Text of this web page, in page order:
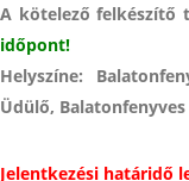
A kötelező felkészítő
időpont!
Helyszíne:
Üdülő, Balatonfenyves
Jelentkezési határidő